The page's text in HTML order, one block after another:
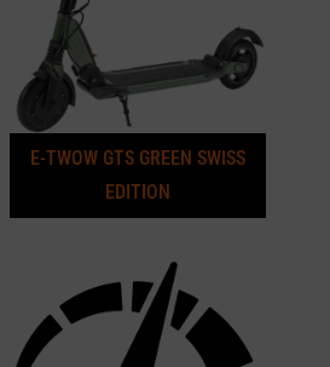
E-TWOW GTS GREEN SWISS
EDITION